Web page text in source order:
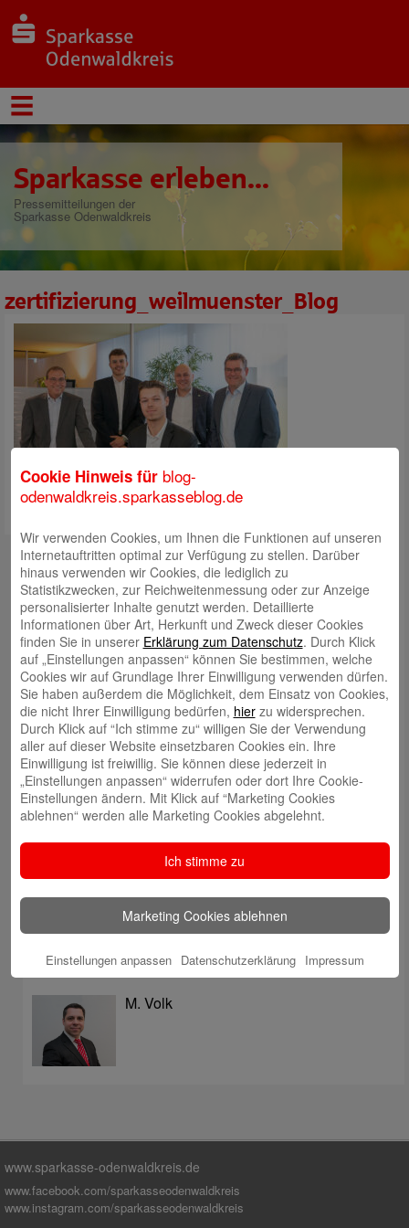
Sparkasse erleben...
Pressemitteilungen der
Sparkasse Odenwaldkreis
zertifizierung_weilmuenster_Blog
Kontakt
mail@sparkasse-odenwaldkreis.de
Telefon: 06062 500
Auch per WhatsApp erreichbar!
Neueste Beiträge
Sparkassen Kino Open-Air-Sommer 2026 startet
Öffnungszeiten der Sparkasse zum Wiesenmarkt
Herausragende Vertriebsleistung in Jahr 2025: Team
des ImmobilienCenter der Sparkasse Odenwaldkreis
überzeugt mit Kompetenz, Service und Erfolgsbilanz
Digitale Apotheke in der Sparkassen-Geschäftsstelle
Fränkisch-Crumbach eröffnet
Sparkasse stärkt das soziale Miteinander im
Odenwaldkreis
Autoren
M. Volk
www.sparkasse-odenwaldkreis.de
www.facebook.com/sparkasseodenwaldkreis
www.instagram.com/sparkasseodenwaldkreis
Cookie Hinweis für blog-
odenwaldkreis.sparkasseblog.de
Wir verwenden Cookies, um Ihnen die Funktionen auf unseren
Internetauftritten optimal zur Verfügung zu stellen. Darüber
hinaus verwenden wir Cookies, die lediglich zu
Statistikzwecken, zur Reichweitenmessung oder zur Anzeige
personalisierter Inhalte genutzt werden. Detaillierte
Informationen über Art, Herkunft und Zweck dieser Cookies
finden Sie in unserer Erklärung zum Datenschutz. Durch Klick
auf „Einstellungen anpassen“ können Sie bestimmen, welche
Cookies wir auf Grundlage Ihrer Einwilligung verwenden dürfen.
Sie haben außerdem die Möglichkeit, dem Einsatz von Cookies,
die nicht Ihrer Einwilligung bedürfen, hierzu widersprechen.
Durch Klick auf “Ich stimme zu“ willigen Sie der Verwendung
aller auf dieser Website einsetzbaren Cookies ein. Ihre
Einwilligung ist freiwillig. Sie können diese jederzeit in
„Einstellungen anpassen“ widerrufen oder dort Ihre Cookie-
Einstellungen ändern. Mit Klick auf “Marketing Cookies
ablehnen“ werden alle Marketing Cookies abgelehnt.
Ich stimme zu
Marketing Cookies ablehnen
Einstellungen anpassen Datenschutzerklärung Impressum